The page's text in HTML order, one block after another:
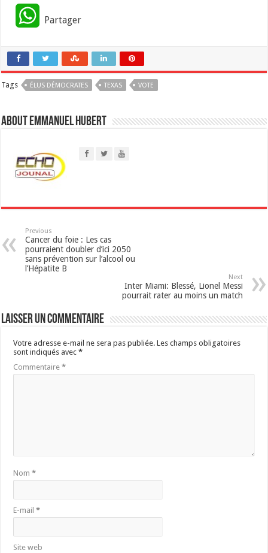
W
a
t
p
p
Partager
Tags ÉLUS DÉMOCRATES TEXAS VOTE
About Emmanuel Hubert
Previous
Cancer du foie : Les cas
pourraient doubler d’ici 2050
sans prévention sur l’alcool ou
l’Hépatite B
Next
Inter Miami: Blessé, Lionel Messi
pourrait rater au moins un match
Laisser un commentaire
Votre adresse e-mail ne sera pas publiée. Les champs obligatoires
sont indiqués avec*
Commentaire*
Nom*
E-mail*
Site web